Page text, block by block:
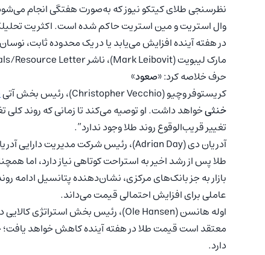
نظرسنجی طلای کیتکو نیوز که به‌صورت هفتگی انجام
وال استریت و مین استریت حاکم شده است. اکثریت
در هفته آینده افزایش می‌یابد یا در یک محدوده ثابت،
حرف خلاصه کرد: «صعود»
کریستوفر وچیو (Christopher Vecchio)، رئیس بخش آتی
خنثیخواهد داشت. او توصیه می‌کند تا زمانی که روند کلی
تغییر قریب‌الوقوع روند طلا وجود ندارد”.
آدریان دی (Adrian Day)، رئیس شرکت مدیریت دارایی آدریان دی، پیش‌بینی می‌کند قیمت طلا
طلا پس از رشد اخیر به استراحت کوتاهی نیاز دارد، اما
بازار به جز بانک‌های مرکزی، نشان‌دهنده پتانسیل
عاملی برای افزایش احتمالی قیمت می‌داند.
اوله هانسن (Ole Hansen)، رئیس بخش استراتژی کالایی در Saxo Bank، یکی از معدود تحلیلگران با دیدگاه
معتقد است قیمت طلا در هفته آینده کاهش خواهد یافت؛
دارد.